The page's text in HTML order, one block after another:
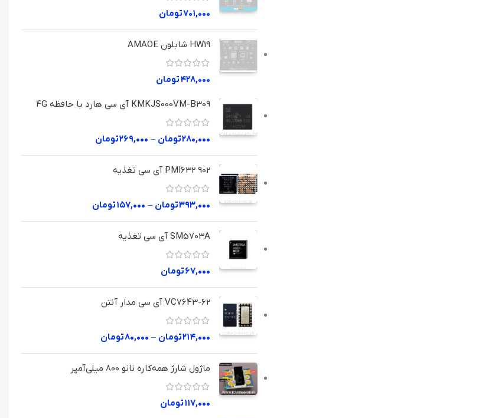
۷۰۱,۰۰۰تومان
HW19 شابلون AMAOE
۴۲۸,۰۰۰تومان
KMKJS000VM-B309 آی سی هارد با حافظه 4G
۲۸۰,۰۰۰تومان – ۲۶۹,۰۰۰تومان
PMI632 902 آی سی تغذیه
۳۹۳,۰۰۰تومان – ۱۵۷,۰۰۰تومان
SM5703A آی سی تغذیه
۶۷,۰۰۰تومان
VC7643-62 آی سی مدار آنتن
۲۱۴,۰۰۰تومان – ۸۰,۰۰۰تومان
ماژول شارژ همه‌کاره نانو 800 میلی‌آمپر
۱۱۷,۰۰۰تومان